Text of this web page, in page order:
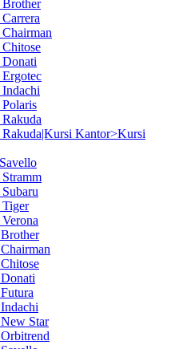
Kantor>Kursi
Star